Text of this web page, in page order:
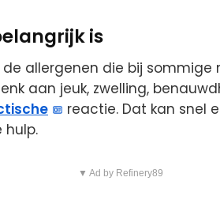
is
allergenen die bij
aan jeuk, zwelling,
reactie. Dat kan snel
hulp.
▼ Ad by Refinery89